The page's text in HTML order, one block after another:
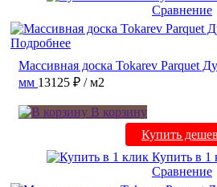
Сравнение
Подробнее
Массивная доска Tokarev Parquet
мм 13125 ₽ / м2
В корзину
Купить
Купить в 1
Сравнение